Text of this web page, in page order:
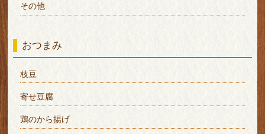
その他
おつまみ
枝豆
寄せ豆腐
鶏のから揚げ